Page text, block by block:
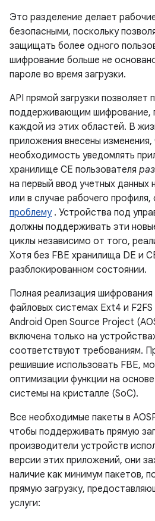
Это разделение делает
безопасными, поскольку
защищать более одного
шифрование больше не
пароле во время загрузки.
API прямой загрузки позволяет
поддерживающим шифрование,
каждой из этих областей. В
приложения внесены
необходимость уведомлять
хранилище CE пользователя
на первый ввод учетных данных
или в случае рабочего
проблему. Устройства под
должны поддерживать эти
циклы независимо от того,
Хотя без FBE хранилища DE и
разблокированном состоянии.
Полная реализация
файловых системах Ext4 и F2FS
Android Open Source Project
включена только на
соответствуют требованиям.
решившие использовать FBE,
оптимизации функции на
системы на кристалле (SoC).
Все необходимые пакеты в
чтобы поддерживать прямую
производители устройств
версии этих приложений, они
наличие как минимум пакетов,
прямую загрузку,
услуги: